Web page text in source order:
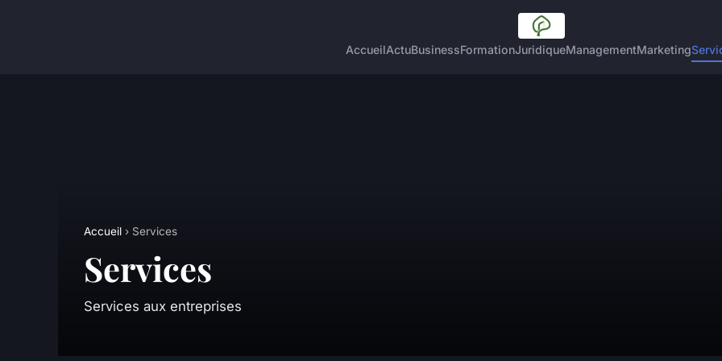
AccueilActuBusinessFormationJuridiqueManagementMarketing
Accueil › Services
Services
Services aux entreprises